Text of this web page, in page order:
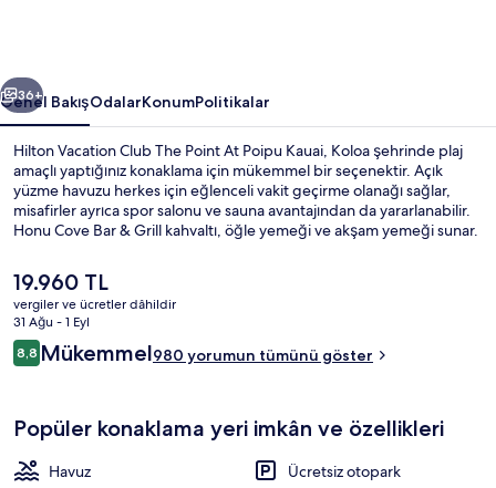
için
fotoğraf
galerisi
Sonraki
36+
Genel BakışOdalarKonumPolitikalar
Hilton Vacation Club The Point At Poipu Kauai, Koloa şehrinde plaj
amaçlı yaptığınız konaklama için mükemmel bir seçenektir. Açık
yüzme havuzu herkes için eğlenceli vakit geçirme olanağı sağlar,
misafirler ayrıca spor salonu ve sauna avantajından da yararlanabilir.
Honu Cove Bar & Grill kahvaltı, öğle yemeği ve akşam yemeği sunar.
içinde çamaşır makinesi/kurutma makinesi ve buzdolabı gibi
kolaylıklar mevcuttur. Yardıma hazır personel ve konaklama yerinin
genel durumu misafirlerden tam not alıyor.
Şu
anki
fiyat
19.960 TL
19.960 TL
vergiler ve ücretler dâhildir
31 Ağu - 1 Eyl
Yorumlar
8,88,8/10
Mükemmel980 yorumun tümünü göster
Popüler konaklama yeri imkân ve özellikleri
Havuz
Ücretsiz otopark